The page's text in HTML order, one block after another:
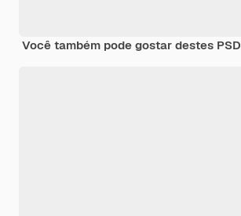
Você também pode gostar destes PSD